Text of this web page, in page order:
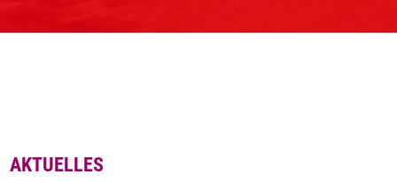
AKTUELLES